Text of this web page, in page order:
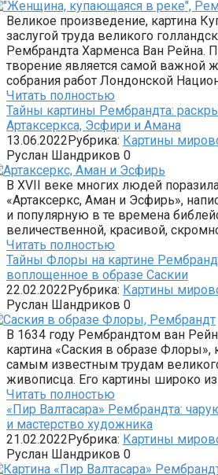
Великое произведение, картина
заслугой труда великого
Рембрандта Харменса Ван Рейна.
творение является самой важной
собрания работ Лондонской
Читать полностью
Тайны картины Рембрандта:
Артаксеркса, Эсфири и Амана
13.06.2022Рубрика: Картины
Руслан Шандриков 0
В XVII веке многих людей
«Артаксеркс, Аман и Эсфирь»,
и популярную в те времена
величественной, красивой,
Читать полностью
Тайны Флоры на картине
воплощенное в образе Саскии
22.02.2022Рубрика: Картины
Руслан Шандриков 0
В 1634 году Рембрандтом ван
картина «Саския в образе Флоры»,
самым известным трудам
живописца. Его картины широко
Читать полностью
«Пир Валтасара» Рембрандта:
и мастерство художника
21.02.2022Рубрика: Картины
Руслан Шандриков 0